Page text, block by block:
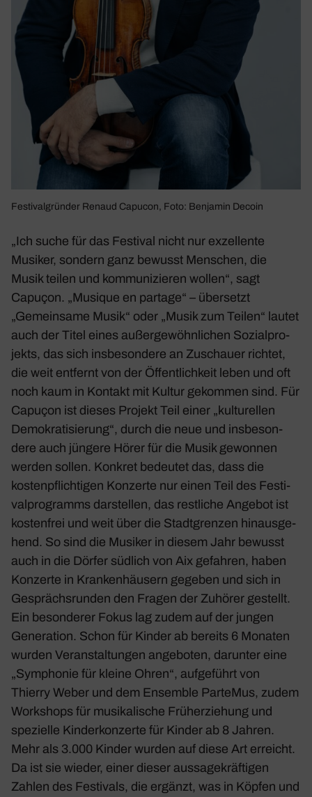
Festi­val­gründer Renaud Capucon, Foto: Benjamin Decoin
„Ich suche für das Festival nicht nur exzel­lente
Musiker, sondern ganz bewusst Menschen, die
Musik teilen und kommu­ni­zieren wollen“, sagt
Capuçon. „Musique en partage“ – über­setzt
„Gemein­same Musik“ oder „Musik zum Teilen“ lautet
auch der Titel eines außer­ge­wöhn­li­chen Sozi­al­pro­
jekts, das sich insbe­son­dere an Zuschauer richtet,
die weit entfernt von der Öffent­lich­keit leben und oft
noch kaum in Kontakt mit Kultur gekommen sind. Für
Capuçon ist dieses Projekt Teil einer „kultu­rellen
Demo­kra­ti­sie­rung“, durch die neue und insbe­son­
dere auch jüngere Hörer für die Musik gewonnen
werden sollen. Konkret bedeutet das, dass die
kosten­pflich­tigen Konzerte nur einen Teil des Festi­
val­pro­gramms darstellen, das rest­liche Angebot ist
kosten­frei und weit über die Stadt­grenzen hinaus­ge­
hend. So sind die Musiker in diesem Jahr bewusst
auch in die Dörfer südlich von Aix gefahren, haben
Konzerte in Kran­ken­häu­sern gegeben und sich in
Gesprächs­runden den Fragen der Zuhörer gestellt.
Ein beson­derer Fokus lag zudem auf der jungen
Gene­ra­tion. Schon für Kinder ab bereits 6 Monaten
wurden Veran­stal­tungen ange­boten, darunter eine
„Symphonie für kleine Ohren“, aufge­führt von
Thierry Weber und dem Ensemble ParteMus, zudem
Work­shops für musi­ka­li­sche Früh­erzie­hung und
spezi­elle Kinder­kon­zerte für Kinder ab 8 Jahren.
Mehr als 3.000 Kinder wurden auf diese Art erreicht.
Da ist sie wieder, einer dieser aussa­ge­kräf­tigen
Zahlen des Festi­vals, die ergänzt, was in Köpfen und